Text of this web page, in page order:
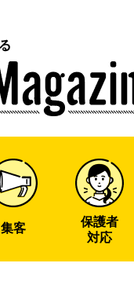
集客
保護者
対応